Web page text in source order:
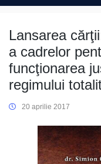
Lansarea
a cadrelor
funcţionarea
regimului
20 aprilie 2017